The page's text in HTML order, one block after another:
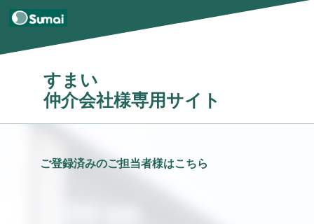
すまい
仲介会社様専用サイト
ご登録済みのご担当者様はこちら